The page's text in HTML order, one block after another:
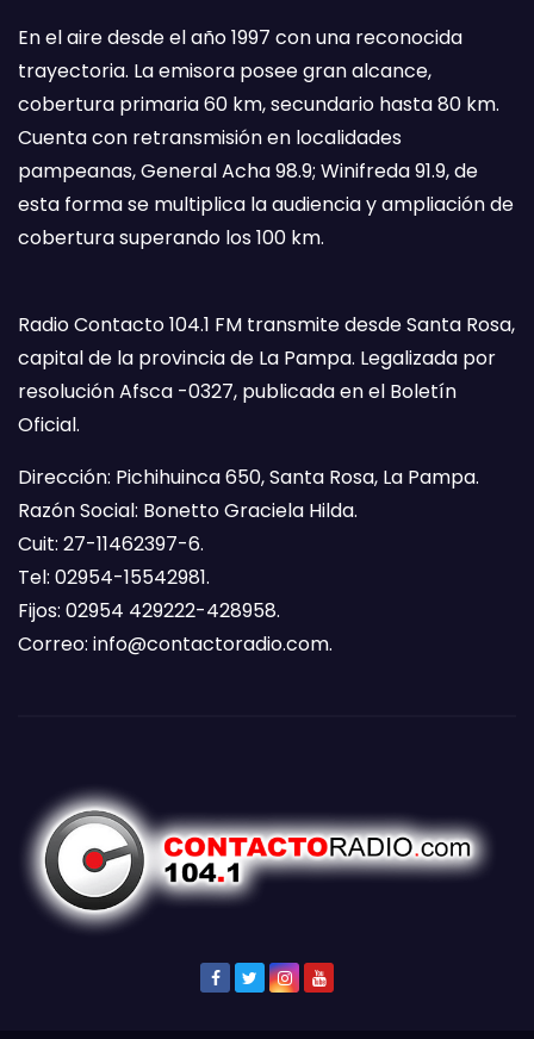
En el aire desde el año 1997 con una reconocida
trayectoria. La emisora posee gran alcance,
cobertura primaria 60 km, secundario hasta 80 km.
Cuenta con retransmisión en localidades
pampeanas, General Acha 98.9; Winifreda 91.9, de
esta forma se multiplica la audiencia y ampliación de
cobertura superando los 100 km.
Radio Contacto 104.1 FM transmite desde Santa Rosa,
capital de la provincia de La Pampa. Legalizada por
resolución Afsca -0327, publicada en el Boletín
Oficial.
Dirección: Pichihuinca 650, Santa Rosa, La Pampa.
Razón Social: Bonetto Graciela Hilda.
Cuit: 27-11462397-6.
Tel: 02954-15542981.
Fijos: 02954 429222-428958.
Correo: info@contactoradio.com.